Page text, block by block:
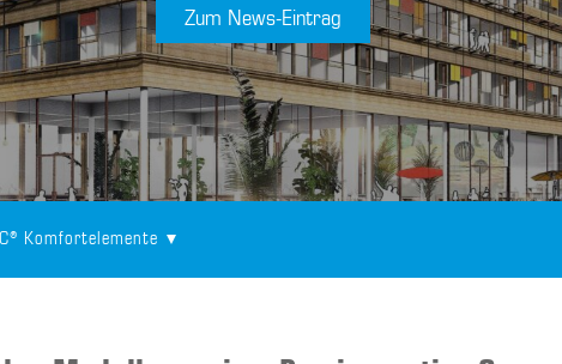
Zum News-Eintrag
Komfortelemente